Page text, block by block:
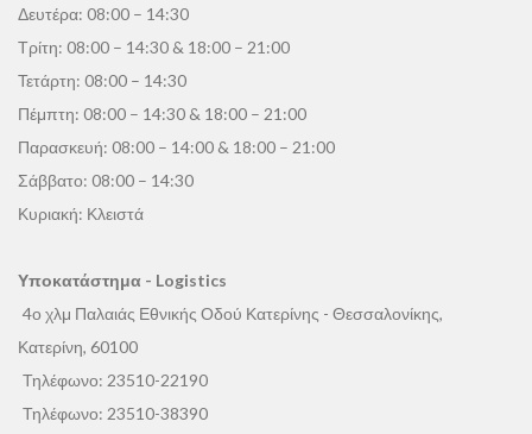
Δευτέρα: 08:00 – 14:30
Τρίτη: 08:00 – 14:30 & 18:00 – 21:00
Τετάρτη: 08:00 – 14:30
Πέμπτη: 08:00 – 14:30 & 18:00 – 21:00
Παρασκευή: 08:00 – 14:00 & 18:00 – 21:00
Σάββατο: 08:00 – 14:30
Κυριακή: Κλειστά
Υποκατάστημα - Logistics
4ο χλμ Παλαιάς Εθνικής Οδού Κατερίνης - Θεσσαλονίκης,
Κατερίνη, 60100
Τηλέφωνο: 23510-22190
Τηλέφωνο: 23510-38390